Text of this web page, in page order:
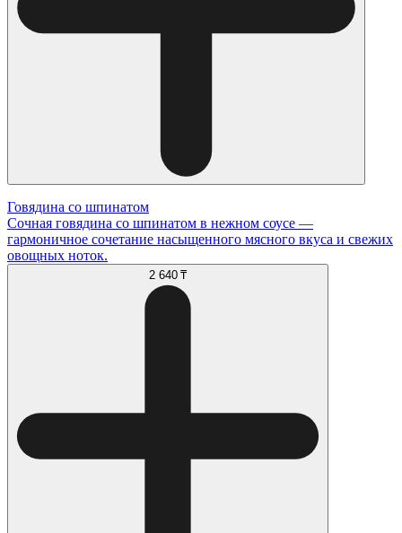
Говядина со шпинатом
Сочная говядина со шпинатом в нежном соусе —
гармоничное сочетание насыщенного мясного вкуса и свежих
овощных ноток.
2 640 ₸